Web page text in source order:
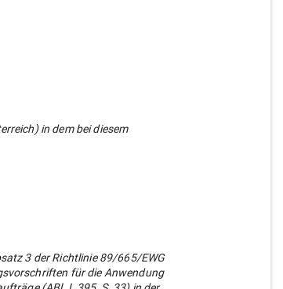
in dem bei diesem
3 der Richtlinie 89/665/EWG
für die Anwendung